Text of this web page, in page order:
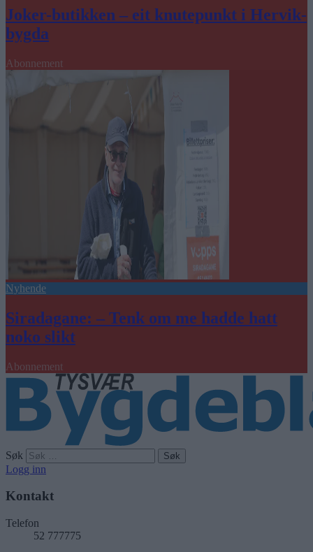
Joker-butikken – eit knutepunkt i Hervik-
bygda
Abonnement
Nyhende
Siradagane: – Tenk om me hadde hatt
noko slikt
Abonnement
Søk
Logg inn
Kontakt
Telefon
52 777775